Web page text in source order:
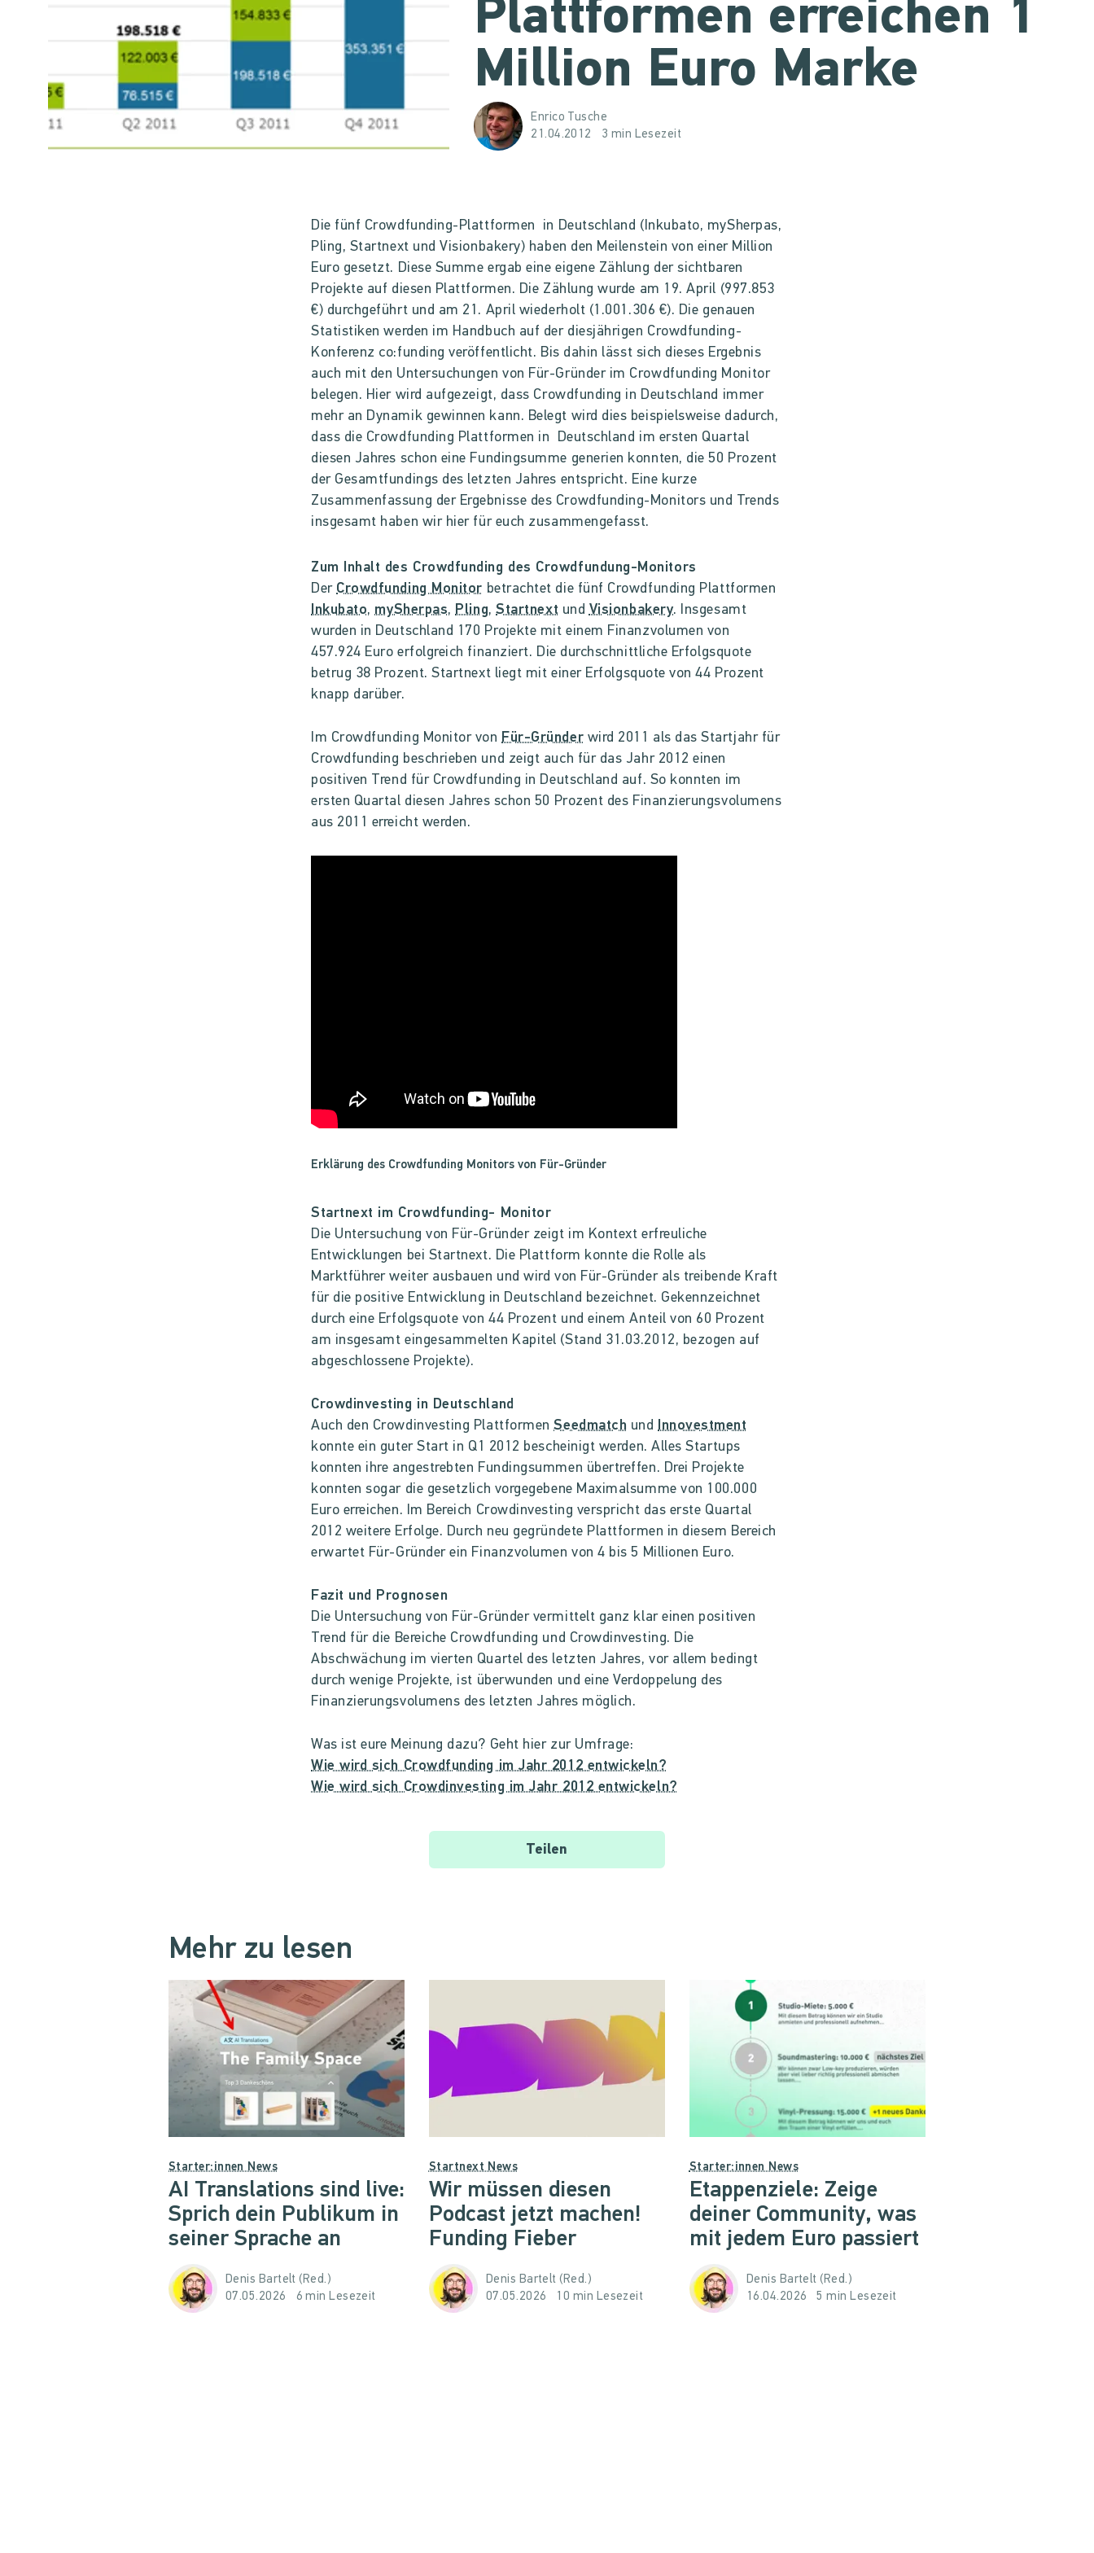
Plattformen erreichen 1
Million Euro Marke
Enrico Tusche
21.04.2012
3 min Lesezeit
Die fünf Crowdfunding-Plattformen in Deutschland (Inkubato, mySherpas,
Pling, Startnext und Visionbakery) haben den Meilenstein von einer Million
Euro gesetzt. Diese Summe ergab eine eigene Zählung der sichtbaren
Projekte auf diesen Plattformen. Die Zählung wurde am 19. April (997.853
€) durchgeführt und am 21. April wiederholt (1.001.306 €). Die genauen
Statistiken werden im Handbuch auf der diesjährigen Crowdfunding-
Konferenz co:funding veröffentlicht. Bis dahin lässt sich dieses Ergebnis
auch mit den Untersuchungen von Für-Gründer im Crowdfunding Monitor
belegen. Hier wird aufgezeigt, dass Crowdfunding in Deutschland immer
mehr an Dynamik gewinnen kann. Belegt wird dies beispielsweise dadurch,
dass die Crowdfunding Plattformen in Deutschland im ersten Quartal
diesen Jahres schon eine Fundingsumme generien konnten, die 50 Prozent
der Gesamtfundings des letzten Jahres entspricht. Eine kurze
Zusammenfassung der Ergebnisse des Crowdfunding-Monitors und Trends
insgesamt haben wir hier für euch zusammengefasst.
Zum Inhalt des Crowdfunding des Crowdfundung-Monitors
DerCrowdfunding Monitor betrachtet die fünf Crowdfunding Plattformen
Inkubato,mySherpas,Pling,Startnext undVisionbakery. Insgesamt
wurden in Deutschland 170 Projekte mit einem Finanzvolumen von
457.924 Euro erfolgreich finanziert. Die durchschnittliche Erfolgsquote
betrug 38 Prozent. Startnext liegt mit einer Erfolgsquote von 44 Prozent
knapp darüber.
Im Crowdfunding Monitor vonFür-Gründer wird 2011 als das Startjahr für
Crowdfunding beschrieben und zeigt auch für das Jahr 2012 einen
positiven Trend für Crowdfunding in Deutschland auf. So konnten im
ersten Quartal diesen Jahres schon 50 Prozent des Finanzierungsvolumens
aus 2011 erreicht werden.
Erklärung des Crowdfunding Monitors von Für-Gründer
Startnext im Crowdfunding- Monitor
Die Untersuchung von Für-Gründer zeigt im Kontext erfreuliche
Entwicklungen bei Startnext. Die Plattform konnte die Rolle als
Marktführer weiter ausbauen und wird von Für-Gründer als treibende Kraft
für die positive Entwicklung in Deutschland bezeichnet. Gekennzeichnet
durch eine Erfolgsquote von 44 Prozent und einem Anteil von 60 Prozent
am insgesamt eingesammelten Kapitel (Stand 31.03.2012, bezogen auf
abgeschlossene Projekte).
Crowdinvesting in Deutschland
Auch den Crowdinvesting PlattformenSeedmatch undInnovestment
konnte ein guter Start in Q1 2012 bescheinigt werden. Alles Startups
konnten ihre angestrebten Fundingsummen übertreffen. Drei Projekte
konnten sogar die gesetzlich vorgegebene Maximalsumme von 100.000
Euro erreichen. Im Bereich Crowdinvesting verspricht das erste Quartal
2012 weitere Erfolge. Durch neu gegründete Plattformen in diesem Bereich
erwartet Für-Gründer ein Finanzvolumen von 4 bis 5 Millionen Euro.
Fazit und Prognosen
Die Untersuchung von Für-Gründer vermittelt ganz klar einen positiven
Trend für die Bereiche Crowdfunding und Crowdinvesting. Die
Abschwächung im vierten Quartel des letzten Jahres, vor allem bedingt
durch wenige Projekte, ist überwunden und eine Verdoppelung des
Finanzierungsvolumens des letzten Jahres möglich.
Was ist eure Meinung dazu? Geht hier zur Umfrage:
Wie wird sich Crowdfunding im Jahr 2012 entwickeln?
Wie wird sich Crowdinvesting im Jahr 2012 entwickeln?
Teilen
Mehr zu lesen
Starter:innen News
AI Translations sind live:
Sprich dein Publikum in
seiner Sprache an
Denis Bartelt (Red.)
07.05.2026
6 min Lesezeit
Startnext News
Wir müssen diesen
Podcast jetzt machen!
Funding Fieber
Denis Bartelt (Red.)
07.05.2026
10 min Lesezeit
Starter:innen News
Etappenziele: Zeige
deiner Community, was
mit jedem Euro passiert
Denis Bartelt (Red.)
16.04.2026
5 min Lesezeit